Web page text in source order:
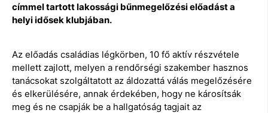
címmel tartott lakossági bűnmegelőzési előadást a
helyi idősek klubjában.
Az előadás családias légkörben, 10 fő aktív részvétele
mellett zajlott, melyen a rendőrségi szakember hasznos
tanácsokat szolgáltatott az áldozattá válás megelőzésére
és elkerülésére, annak érdekében, hogy ne károsítsák
meg és ne csapják be a hallgatóság tagjait az